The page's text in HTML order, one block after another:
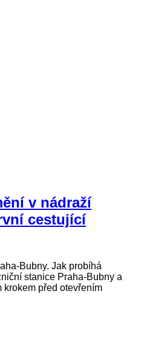
v nádraží
cestující
Bubny. Jak probíhá
stanice Praha-Bubny a
krokem před otevřením